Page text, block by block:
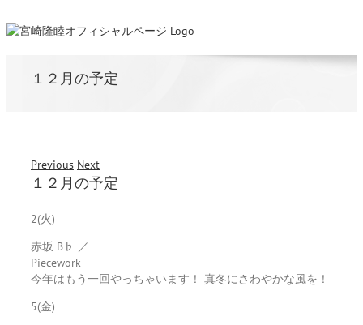
１２月の予定
Previous Next
１２月の予定
2(火)
赤坂 B♭ ／
Piecework
今年はもう一回やっちゃいます！ 真冬にさわやかな風を！
5(金)